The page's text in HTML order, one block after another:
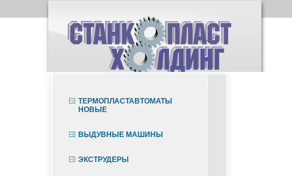
ТЕРМОПЛАСТАВТОМАТЫ
НОВЫЕ
ВЫДУВНЫЕ МАШИНЫ
ЭКСТРУДЕРЫ